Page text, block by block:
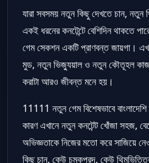
যারা সবসময় নতুন কিছু দেখতে চান, নতুন
একই ধরনের কনটেন্টে বেশিদিন থাকতে
গেম সেকশন একটি প্রাণবন্ত জায়গা।
মুড, নতুন ভিজ্যুয়াল ও নতুন কৌতূহল কাজ
করাটা আরও জীবন্ত মনে হয়।
11111 নতুন গেম বিশেষভাবে বাংলাদেশি
কারণ এখানে নতুন কনটেন্ট খোঁজা সহজ,
অভিজ্ঞতাকে নিজের মতো করে সাজিয়ে
কিছু চান, কেউ চমকপ্রদ, কেউ